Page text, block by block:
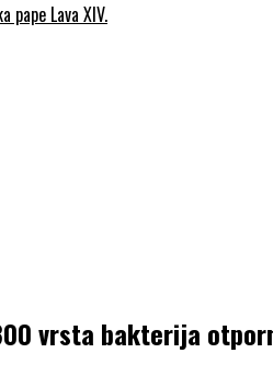
Lava XIV.
vrsta bakterija